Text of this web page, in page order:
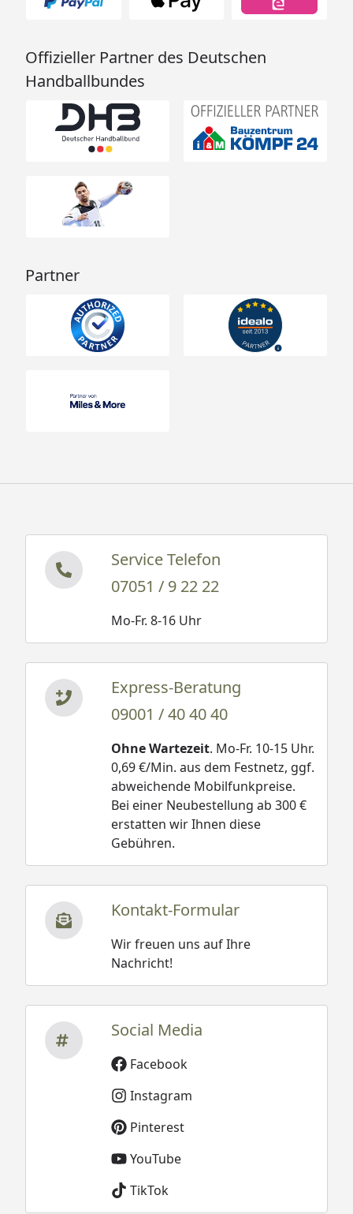
Offizieller Partner des Deutschen
Handballbundes
Partner
Service Telefon
07051 / 9 22 22
Mo-Fr. 8-16 Uhr
Express-Beratung
09001 / 40 40 40
Ohne Wartezeit. Mo-Fr. 10-15 Uhr.
0,69 €/Min. aus dem Festnetz, ggf.
abweichende Mobilfunkpreise.
Bei einer Neubestellung ab 300 €
erstatten wir Ihnen diese
Gebühren.
Kontakt-Formular
Wir freuen uns auf Ihre
Nachricht!
Social Media
Facebook
Instagram
Pinterest
YouTube
TikTok